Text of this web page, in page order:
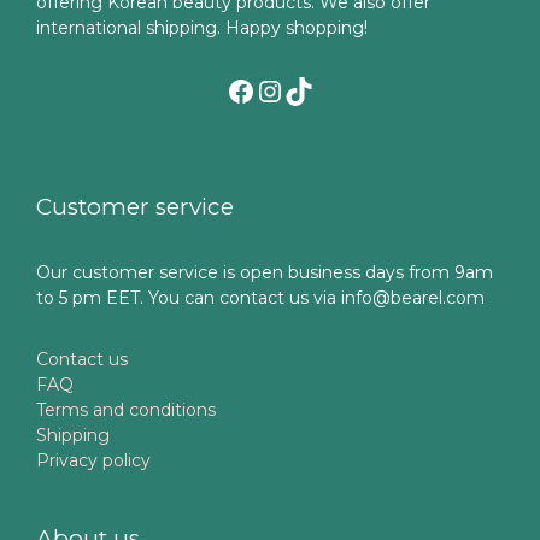
international shipping. Happy shopping!
Facebook
Instagram
TikTok
Customer service
Our customer service is open business days from 9am
to 5 pm EET. You can contact us via info@bearel.com
Contact us
FAQ
Terms and conditions
Shipping
Privacy policy